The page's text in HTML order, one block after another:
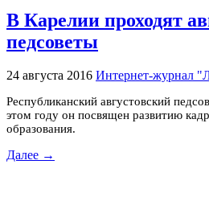
В Карелии проходят
педсоветы
24 августа 2016 Интернет-журнал
Республиканский августовский
этом году он посвящен развитию
образования.
Далее →